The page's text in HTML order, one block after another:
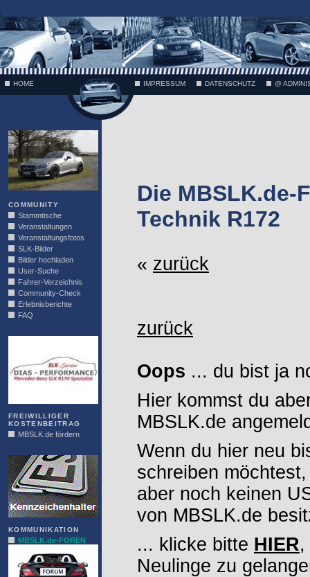
;
HOME IMPRESSUM DATENSCHUTZ @
COMMUNITY
Stammtische
Veranstaltungen
Veranstaltungsfotos
SLK-Bilder
Bilder hochladen
User-Suche
Fahrer-Verzeichnis
Community-Check
Erlebnisberichte
FAQ
FREIWILLIGER
KOSTENBEITRAG
MBSLK.de fördern
KOMMUNIKATION
MBSLK.de-FOREN
Die MBSLK.de-
Technik R172
« zurück
zurück
Oops ... du bist ja
Hier kommst du
MBSLK.de
Wenn du hier neu
schreiben möchtest,
aber noch keinen
von MBSLK.de
... klicke bitte HIER,
Neulinge zu